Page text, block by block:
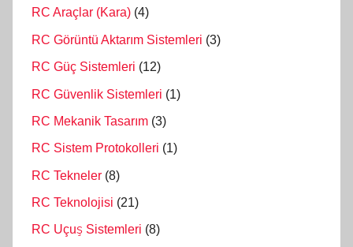
RC Araçlar (Kara) (4)
RC Görüntü Aktarım Sistemleri (3)
RC Güç Sistemleri (12)
RC Güvenlik Sistemleri (1)
RC Mekanik Tasarım (3)
RC Sistem Protokolleri (1)
RC Tekneler (8)
RC Teknolojisi (21)
RC Uçuş Sistemleri (8)